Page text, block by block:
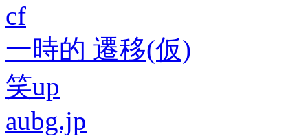
cf
一時的 遷移(仮)
笑up
aubg.jp